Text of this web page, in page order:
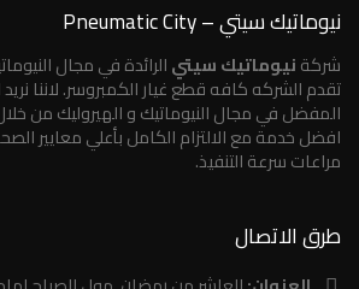
نيوماتيك سيتي – Pneumatic City
شركةنيوماتيك سيتيالرائدة في مجال
تقدم الشركه كافه قطع غيار الكمبروسر. لاننا
المفضل في مجال النيوماتيك و الهيروليك من
افضل خدمة مع الالتزام الكامل بأعلي معايير
مراعات سرعة التنفيذ.
طرق الاتصال